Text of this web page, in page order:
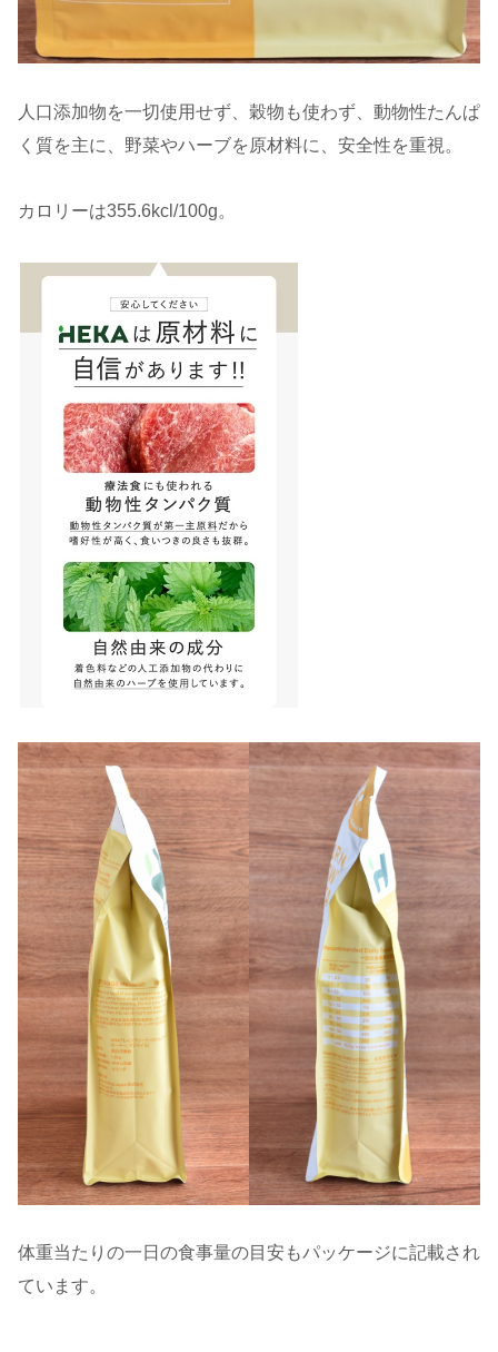
人口添加物を一切使用せず、穀物も使わず、動物性たんぱ
く質を主に、野菜やハーブを原材料に、安全性を重視。
カロリーは355.6kcl/100g。
体重当たりの一日の食事量の目安もパッケージに記載され
ています。